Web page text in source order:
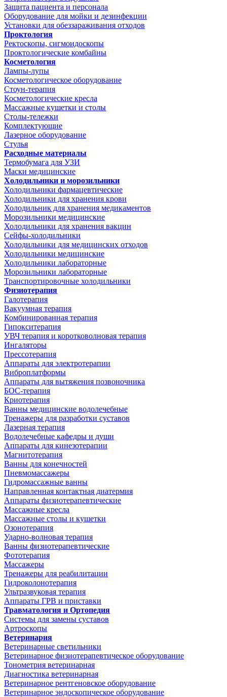
Защита пациента и персонала
Оборудование для мойки и дезинфекции
Установки для обеззараживания отходов
Проктология
Ректоскопы, сигмоидоскопы
Проктологические комбайны
Косметология
Лампы-лупы
Косметологическое оборудование
Стоун-терапия
Косметологические кресла
Массажные кушетки и столы
Столы-тележки
Комплектующие
Лазерное оборудование
Стулья
Расходные материалы
Термобумага для УЗИ
Маски медицинские
Холодильники и морозильники
Холодильники фармацевтические
Холодильники для хранения крови
Холодильник для хранения медикаментов
Морозильники медицинские
Холодильники для хранения вакцин
Сейфы-холодильники
Холодильники для медицинских отходов
Холодильники медицинские
Холодильники лабораторные
Морозильники лабораторные
Транспортировочные холодильники
Физиотерапия
Галотерапия
Вакуумная терапия
Комбинированная терапия
Гипокситерапия
УВЧ терапия и коротковолновая терапия
Ингаляторы
Прессотерапия
Аппараты для электротерапии
Виброплатформы
Аппараты для вытяжения позвоночника
БОС-терапия
Криотерапия
Ванны медицинские водолечебные
Тренажеры для разработки суставов
Лазерная терапия
Водолечебные кафедры и души
Аппараты для кинезотерапии
Магнитотерапия
Ванны для конечностей
Пневмомассажеры
Гидромассажные ванны
Направленная контактная диатермия
Аппараты физиотерапевтические
Массажные кресла
Массажные столы и кушетки
Озонотерапия
Ударно-волновая терапия
Ванны физиотерапевтические
Фототерапия
Массажеры
Тренажеры для реабилитации
Гидроколонотерапия
Ультразвуковая терапия
Аппараты ГРВ и приставки
Травматология и Ортопедия
Системы для замены суставов
Артроскопы
Ветеринария
Ветеринарные светильники
Ветеринарное физиотерапевтическое оборудование
Тонометрия ветеринарная
Диагностика ветеринарная
Ветеринарное рентгеновское оборудование
Ветеринарное эндоскопическое оборудование